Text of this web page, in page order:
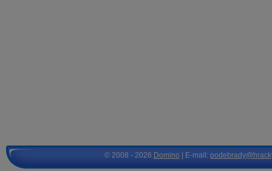
© 2008 - 2026 Domino | E-mail: